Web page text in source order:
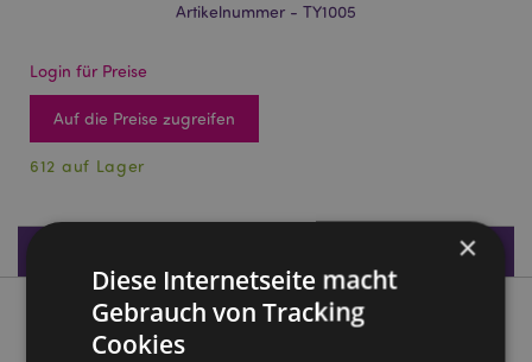
Artikelnummer - TY1005
Login für Preise
Auf die Preise zugreifen
612 auf Lager
Produktbeschreibung
×
Diese Internetseite macht
Gebrauch von Tracking
Cookies